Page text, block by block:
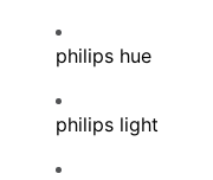
philips hue
philips light